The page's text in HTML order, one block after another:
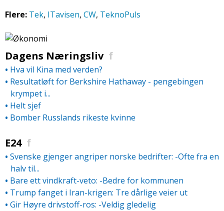
Flere: Tek, ITavisen, CW, TeknoPuls
Dagens Næringsliv f
• Hva vil Kina med verden?
• Resultatløft for Berkshire Hathaway - pengebingen
krympet i...
• Helt sjef
• Bomber Russlands rikeste kvinne
E24 f
• Svenske gjenger angriper norske bedrifter: -Ofte fra en
halv til...
• Bare ett vindkraft-veto: -Bedre for kommunen
• Trump fanget i Iran-krigen: Tre dårlige veier ut
• Gir Høyre drivstoff-ros: -Veldig gledelig